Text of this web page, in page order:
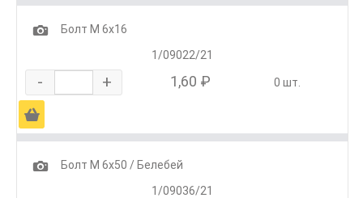
1
Болт М 6х16
1/09022/21
- + 1,60 ₽ 0 шт.
Ä
1
Болт М 6х50 / Белебей
1/09036/21